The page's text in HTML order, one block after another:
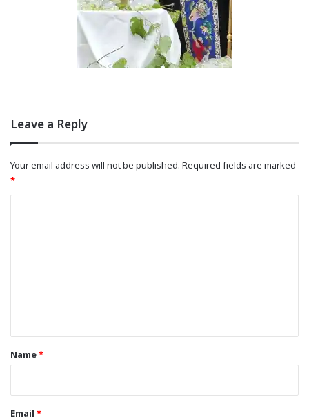
Leave a Reply
Your email address will not be published. Required fields are marked
*
*Name*
Email *